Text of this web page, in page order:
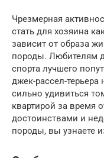
Чрезмерная
стать для хозяина
зависит от образа
породы. Любителям
спорта лучшего
джек-рассел-
сильно удивиться
квартирой за время
достоинствами и
породы, вы узнаете